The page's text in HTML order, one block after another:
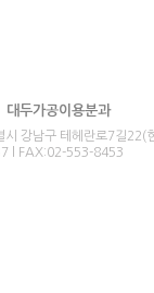
두가공이용분과
시 강남구 테헤란로7길22(
l FAX:02-553-8453